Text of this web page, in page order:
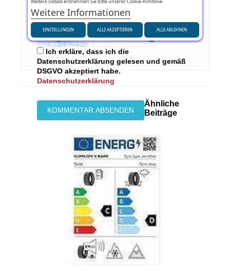
Sicherheitscode:
Ich erkläre, dass ich die
Datenschutzerklärung gelesen und gemäß
DSGVO akzeptiert habe.
Datenschutzerklärung
Ähnliche
Beiträge
Weitere Informationen
EINSTELLUNGEN ALLE ABLEHNEN
ALLE AKZEPTIEREN